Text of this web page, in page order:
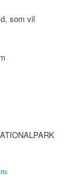
som vil